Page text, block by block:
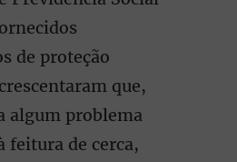
de proteção
que,
algum problema
feitura de cerca,